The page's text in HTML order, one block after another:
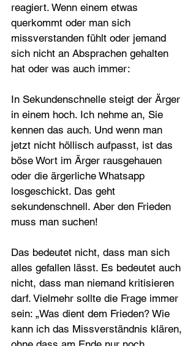
reagiert. Wenn einem etwas
querkommt oder man sich
missverstanden fühlt oder jemand
sich nicht an Absprachen gehalten
hat oder was auch immer:
In Sekundenschnelle steigt der Ärger
in einem hoch. Ich nehme an, Sie
kennen das auch. Und wenn man
jetzt nicht höllisch aufpasst, ist das
böse Wort im Ärger rausgehauen
oder die ärgerliche Whatsapp
losgeschickt. Das geht
sekundenschnell. Aber den Frieden
muss man suchen!
Das bedeutet nicht, dass man sich
alles gefallen lässt. Es bedeutet auch
nicht, dass man niemand kritisieren
darf. Vielmehr sollte die Frage immer
sein: „Was dient dem Frieden? Wie
kann ich das Miss­verständnis klären,